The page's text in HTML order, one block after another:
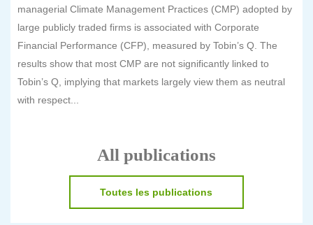
managerial Climate Management Practices (CMP) adopted by
large publicly traded firms is associated with Corporate
Financial Performance (CFP), measured by Tobin’s Q. The
results show that most CMP are not significantly linked to
Tobin’s Q, implying that markets largely view them as neutral
with respect...
All publications
Toutes les publications